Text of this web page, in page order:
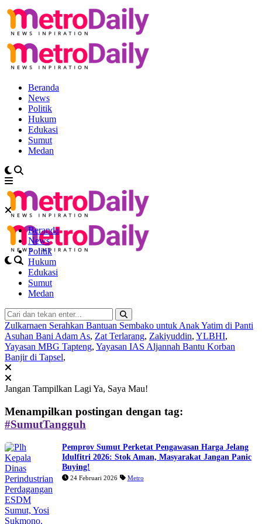
Beranda
News
Politik
Hukum
Edukasi
Sumut
Medan
Beranda
News
Politik
Hukum
Edukasi
Sumut
Medan
Zulkarnaen Serahkan Bantuan Sembako untuk Anak Yatim di Panti
Asuhan Bani Adam As, Zat Terlarang, Zakiyuddin, YLBHI,
Yayasan MBG Tapteng, Yayasan IAS Aljannah Bantu Korban
Banjir di Tapsel,
Jangan Tampilkan Lagi Ya, Saya Mau!
Menampilkan postingan dengan tag:
#SumutTangguh
Pemprov Sumut Perketat Pengawasan Harga Jelang
Idulfitri 2026: Stok Aman, Masyarakat Jangan Panic
Buying!
24 Februari 2026 Metro